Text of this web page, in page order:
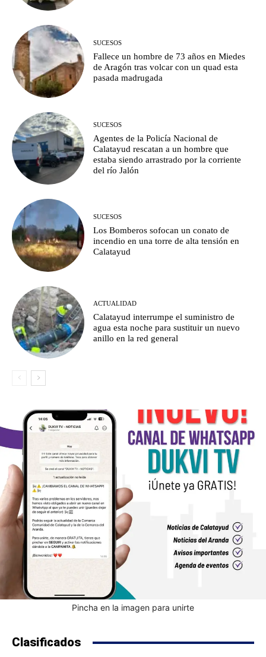
SUCESOS
Fallece un hombre de 73 años en Miedes
de Aragón tras volcar con un quad esta
pasada madrugada
SUCESOS
Agentes de la Policía Nacional de
Calatayud rescatan a un hombre que
estaba siendo arrastrado por la corriente
del río Jalón
SUCESOS
Los Bomberos sofocan un conato de
incendio en una torre de alta tensión en
Calatayud
ACTUALIDAD
Calatayud interrumpe el suministro de
agua esta noche para sustituir un nuevo
anillo en la red general
Pincha en la imagen para unirte
Clasificados